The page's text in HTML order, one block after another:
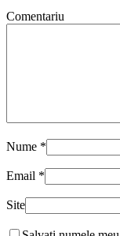
Comentariu
Nume *
Email *
Site